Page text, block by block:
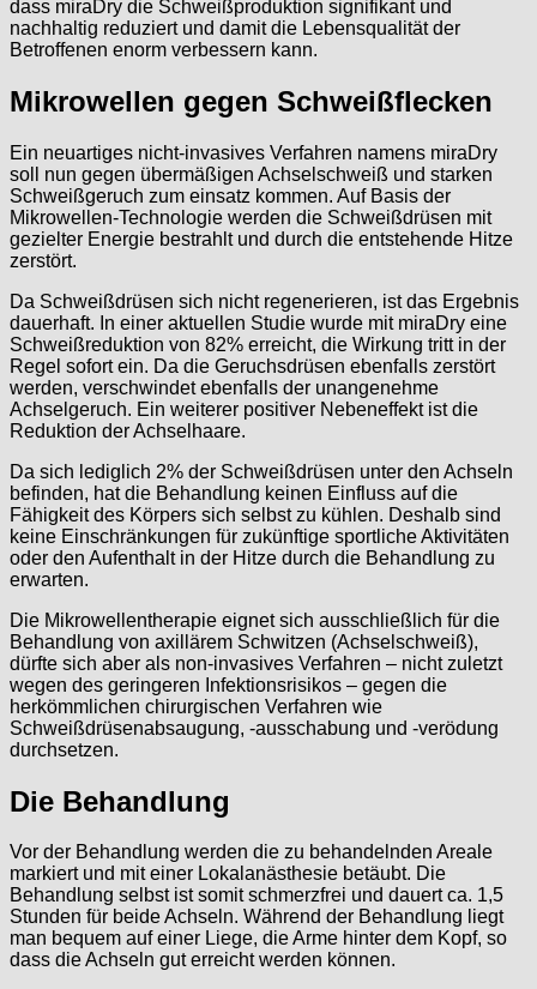
dass miraDry die Schweißproduktion signifikant und
nachhaltig reduziert und damit die Lebensqualität der
Betroffenen enorm verbessern kann.
Mikrowellen gegen Schweißflecken
Ein neuartiges nicht-invasives Verfahren namens miraDry
soll nun gegen übermäßigen Achselschweiß und starken
Schweißgeruch zum einsatz kommen. Auf Basis der
Mikrowellen-Technologie werden die Schweißdrüsen mit
gezielter Energie bestrahlt und durch die entstehende Hitze
zerstört.
Da Schweißdrüsen sich nicht regenerieren, ist das Ergebnis
dauerhaft. In einer aktuellen Studie wurde mit miraDry eine
Schweißreduktion von 82% erreicht, die Wirkung tritt in der
Regel sofort ein. Da die Geruchsdrüsen ebenfalls zerstört
werden, verschwindet ebenfalls der unangenehme
Achselgeruch. Ein weiterer positiver Nebeneffekt ist die
Reduktion der Achselhaare.
Da sich lediglich 2% der Schweißdrüsen unter den Achseln
befinden, hat die Behandlung keinen Einfluss auf die
Fähigkeit des Körpers sich selbst zu kühlen. Deshalb sind
keine Einschränkungen für zukünftige sportliche Aktivitäten
oder den Aufenthalt in der Hitze durch die Behandlung zu
erwarten.
Die Mikrowellentherapie eignet sich ausschließlich für die
Behandlung von axillärem Schwitzen (Achselschweiß),
dürfte sich aber als non-invasives Verfahren – nicht zuletzt
wegen des geringeren Infektionsrisikos – gegen die
herkömmlichen chirurgischen Verfahren wie
Schweißdrüsenabsaugung, -ausschabung und -verödung
durchsetzen.
Die Behandlung
Vor der Behandlung werden die zu behandelnden Areale
markiert und mit einer Lokalanästhesie betäubt. Die
Behandlung selbst ist somit schmerzfrei und dauert ca. 1,5
Stunden für beide Achseln. Während der Behandlung liegt
man bequem auf einer Liege, die Arme hinter dem Kopf, so
dass die Achseln gut erreicht werden können.